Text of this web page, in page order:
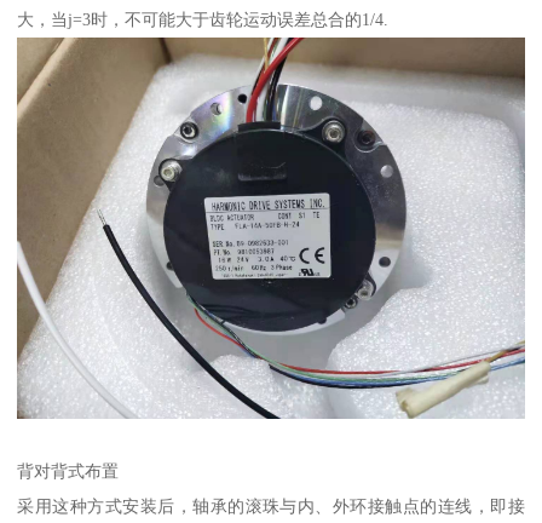
大，当j=3时，不可能大于齿轮运动误差总合的1/4.
背对背式布置
采用这种方式安装后，轴承的滚珠与内、外环接触点的连线，即接